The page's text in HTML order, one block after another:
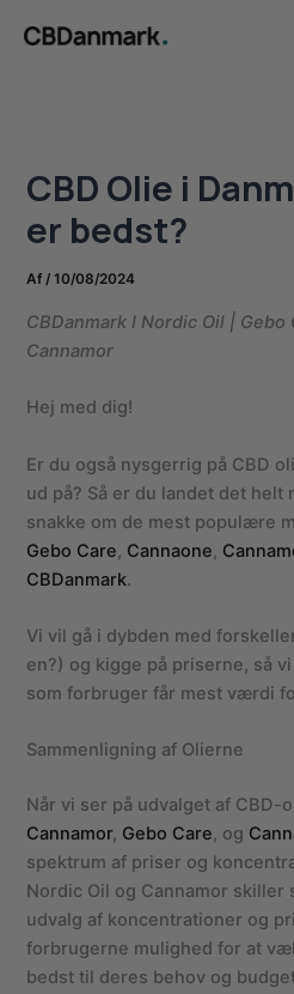
CBD Olie i
er bedst?
Af/10/08/2024
CBDanmark I Nordic Oil | Gebo
Cannamor
Hej med dig!
Er du også nysgerrig på CBD
ud på? Så er du landet det helt
snakke om de mest populære
Gebo Care Cannaone
CBDanmark.
Vi vil gå i dybden med
en?) og kigge på priserne, så
som forbruger får mest værdi
Sammenligning af Olierne
Når vi ser på udvalget af CBD-
Cannamor, Gebo Care, og
spektrum af priser og
Nordic Oil og Cannamor skiller
udvalg af koncentrationer og
forbrugerne mulighed for at
bedst til deres behov og